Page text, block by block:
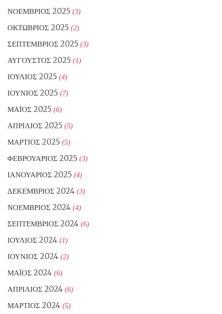
ΝΟΈΜΒΡΙΟΣ 2025 (3)
ΟΚΤΏΒΡΙΟΣ 2025 (2)
ΣΕΠΤΈΜΒΡΙΟΣ 2025 (3)
ΑΎΓΟΥΣΤΟΣ 2025 (1)
ΙΟΎΛΙΟΣ 2025 (4)
ΙΟΎΝΙΟΣ 2025 (7)
ΜΆΙΟΣ 2025 (6)
ΑΠΡΊΛΙΟΣ 2025 (5)
ΜΆΡΤΙΟΣ 2025 (5)
ΦΕΒΡΟΥΆΡΙΟΣ 2025 (3)
ΙΑΝΟΥΆΡΙΟΣ 2025 (4)
ΔΕΚΈΜΒΡΙΟΣ 2024 (3)
ΝΟΈΜΒΡΙΟΣ 2024 (4)
ΣΕΠΤΈΜΒΡΙΟΣ 2024 (6)
ΙΟΎΛΙΟΣ 2024 (1)
ΙΟΎΝΙΟΣ 2024 (2)
ΜΆΙΟΣ 2024 (6)
ΑΠΡΊΛΙΟΣ 2024 (6)
ΜΆΡΤΙΟΣ 2024 (5)